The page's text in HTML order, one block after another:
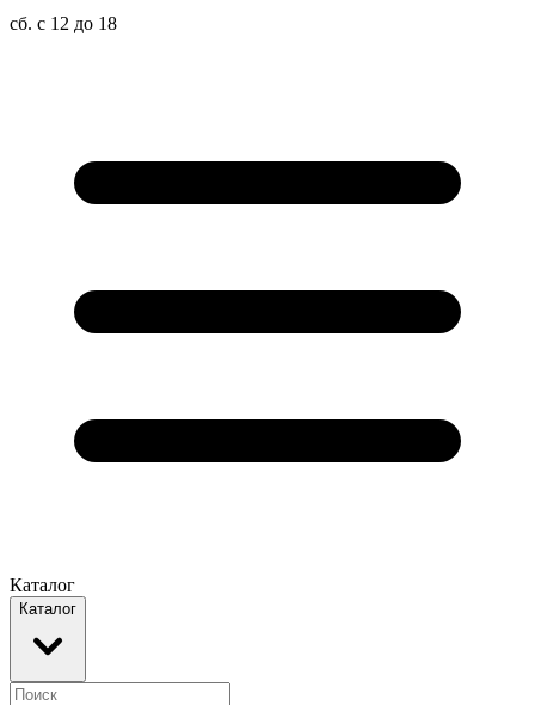
сб. с 12 до 18
Каталог
Каталог